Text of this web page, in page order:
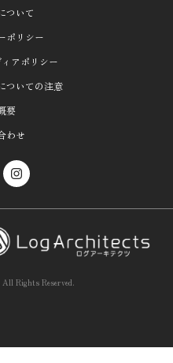
ついて
ポリシー
アポリシー
ついての注意
要
わせ
All Rights Reserved.